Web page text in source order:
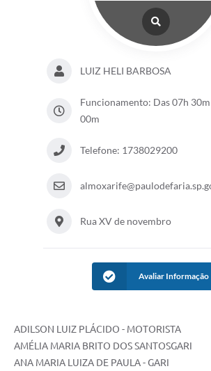
Objetivos de Desenvolvimento Sustentável
A Nossa Cidade
Fundo Social de Solidariedade
Departamentos
Contas Públicas
Contato
LUIZ HELI BARBOSA
Funcionamento: Das 07h 30m
00m
Telefone: 1738029200
Rua XV de novembro
Avaliar Informação
ADILSON LUIZ PLÁCIDO - MOTORISTA
AMÉLIA MARIA BRITO DOS SANTOSGARI
ANA MARIA LUIZA DE PAULA - GARI